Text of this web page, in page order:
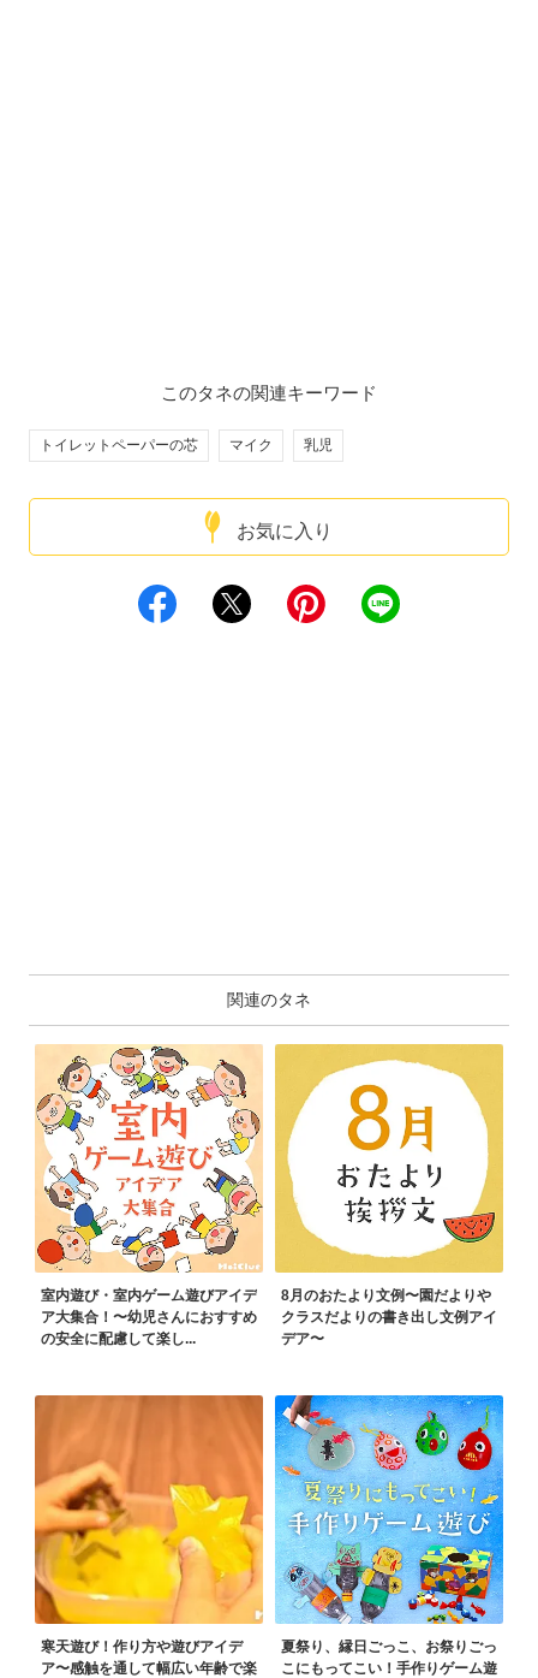
お気に入り
このタネの関連キーワード
トイレットペーパーの芯 マイク 乳児
関連のタネ
室内遊び・室内ゲーム遊びアイデ
ア大集合！〜幼児さんにおすすめ
の安全に配慮して楽し...
8月のおたより文例〜園だよりや
クラスだよりの書き出し文例アイ
デア〜
寒天遊び！作り方や遊びアイデ
ア〜感触を通して幅広い年齢で楽
夏祭り、縁日ごっこ、お祭りごっ
こにもってこい！手作りゲーム遊